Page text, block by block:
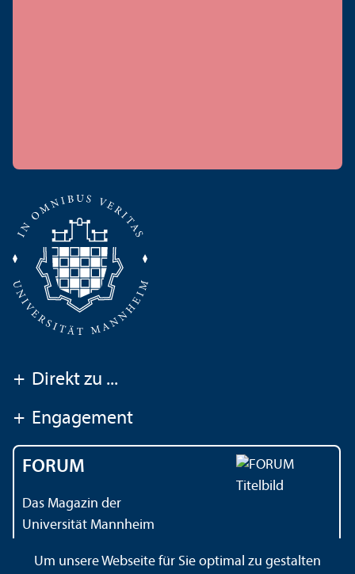
+ Direkt zu ...
+ Engagement
FORUM
Das Magazin der
Universität Mannheim
Um unsere Webseite für Sie optimal zu gestalten